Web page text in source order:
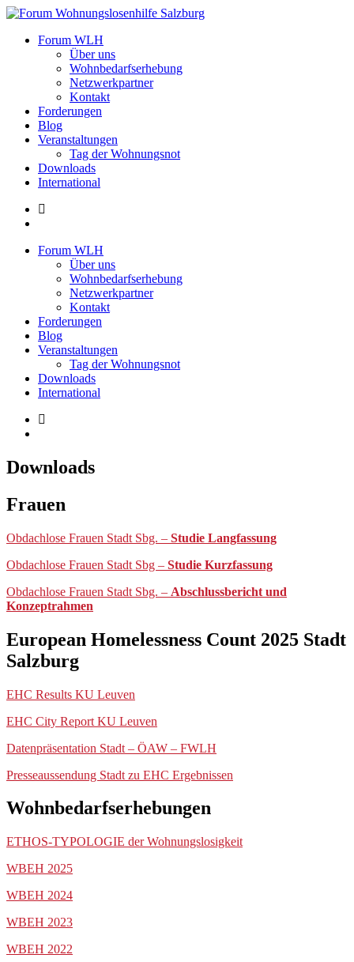
Zum
springen
Forum Wohnungslosenhilfe Salzburg
Forum WLH
Über uns
Wohnbedarfserhebung
Netzwerkpartner
Kontakt
Forderungen
Blog
Veranstaltungen
Tag der Wohnungsnot
Downloads
International
Forum WLH
Über uns
Wohnbedarfserhebung
Netzwerkpartner
Kontakt
Forderungen
Blog
Veranstaltungen
Tag der Wohnungsnot
Downloads
International
Downloads
Frauen
Obdachlose Frauen Stadt Sbg. – Studie Langfassung
Obdachlose Frauen Stadt Sbg – Studie Kurzfassung
Obdachlose Frauen Stadt Sbg. – Abschlussbericht und
Konzeptrahmen
European Homelessness Count 2025 Stadt
Salzburg
EHC Results KU Leuven
EHC City Report KU Leuven
Datenpräsentation Stadt – ÖAW – FWLH
Presseaussendung Stadt zu EHC Ergebnissen
Wohnbedarfserhebungen
ETHOS-TYPOLOGIE der Wohnungslosigkeit
WBEH 2025
WBEH 2024
WBEH 2023
WBEH 2022